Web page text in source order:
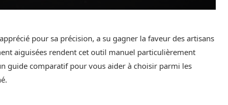
pour sa précision, a su gagner la faveur des artisans
aiguisées rendent cet outil manuel particulièrement
guide comparatif pour vous aider à choisir parmi les